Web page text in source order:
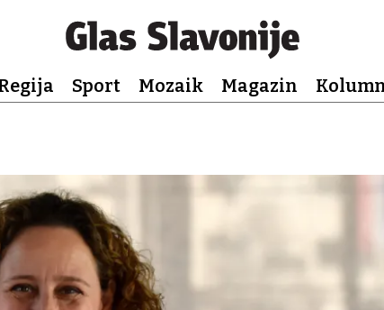
Sport Mozaik Magazin